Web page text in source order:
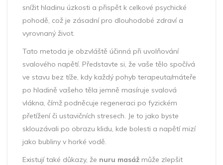
snížit hladinu úzkosti a přispět k celkové psychické
pohodě, což je zásadní pro dlouhodobé zdraví a
vyrovnaný život.
Tato metoda je obzvláště účinná při uvolňování
svalového napětí. Představte si, že vaše tělo spočívá
ve stavu bez tíže, kdy každý pohyb terapeuta/máteře
po hladině vašeho těla jemně masíruje svalová
vlákna, čímž podněcuje regeneraci po fyzickém
přetížení či ustavičních stresech. Je to jako byste
sklouzávali po obrazu klidu, kde bolesti a napětí mizí
jako bubliny v horké vodě.
Existují také důkazy, že nuru masáž může zlepšit